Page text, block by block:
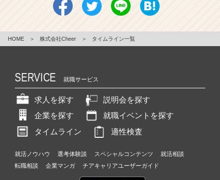
HOME ＞ 株式会社Cheer ＞ タイムライン一覧
SERVICE 就職サービス
求人を探す
説明会を探す
企業を探す
就職イベントを探す
タイムライン
適性検査
就活ノウハウ 選考体験談 スペシャルコンテンツ
就活相談
転職相談
企業マンガ チアキャリアユーザーガイド